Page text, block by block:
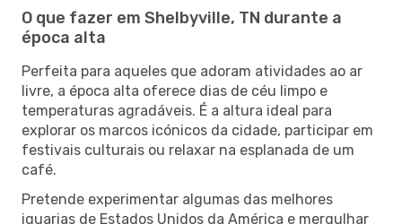
O que fazer em Shelbyville, TN durante a
época alta
Perfeita para aqueles que adoram atividades ao ar
livre, a época alta oferece dias de céu limpo e
temperaturas agradáveis. É a altura ideal para
explorar os marcos icónicos da cidade, participar em
festivais culturais ou relaxar na esplanada de um
café.
Pretende experimentar algumas das melhores
iguarias de Estados Unidos da América e mergulhar